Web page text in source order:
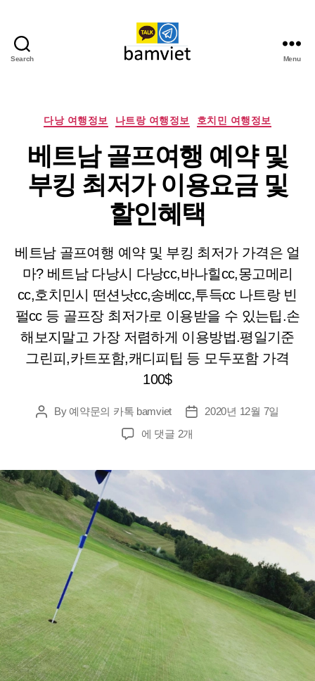
Search
라
케
I
황
제
투
어
Menu
Categories
다낭 여행정보 나트랑 여행정보 호치민 여행정보
베트남 골프여행 예약 및
부킹 최저가 이용요금 및
할인혜택
베트남 골프여행 예약 및 부킹 최저가 가격은 얼
마? 베트남 다낭시 다낭cc,바나힐cc,몽고메리
cc,호치민시 떤션낫cc,송베cc,투득cc 나트랑 빈
펄cc 등 골프장 최저가로 이용받을 수 있는팁.손
해보지말고 가장 저렴하게 이용방법.평일기준
그린피,카트포함,캐디피팁 등 모두포함 가격
100$
PostBy 예약문의 카톡 bamviet
Post
date
2020년 12월 7일
베
골
행
예
약
및
최
저
가
이
에 댓글 2개